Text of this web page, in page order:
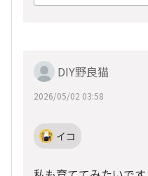
DIY野良猫
2026/05/02 03:58
イコ